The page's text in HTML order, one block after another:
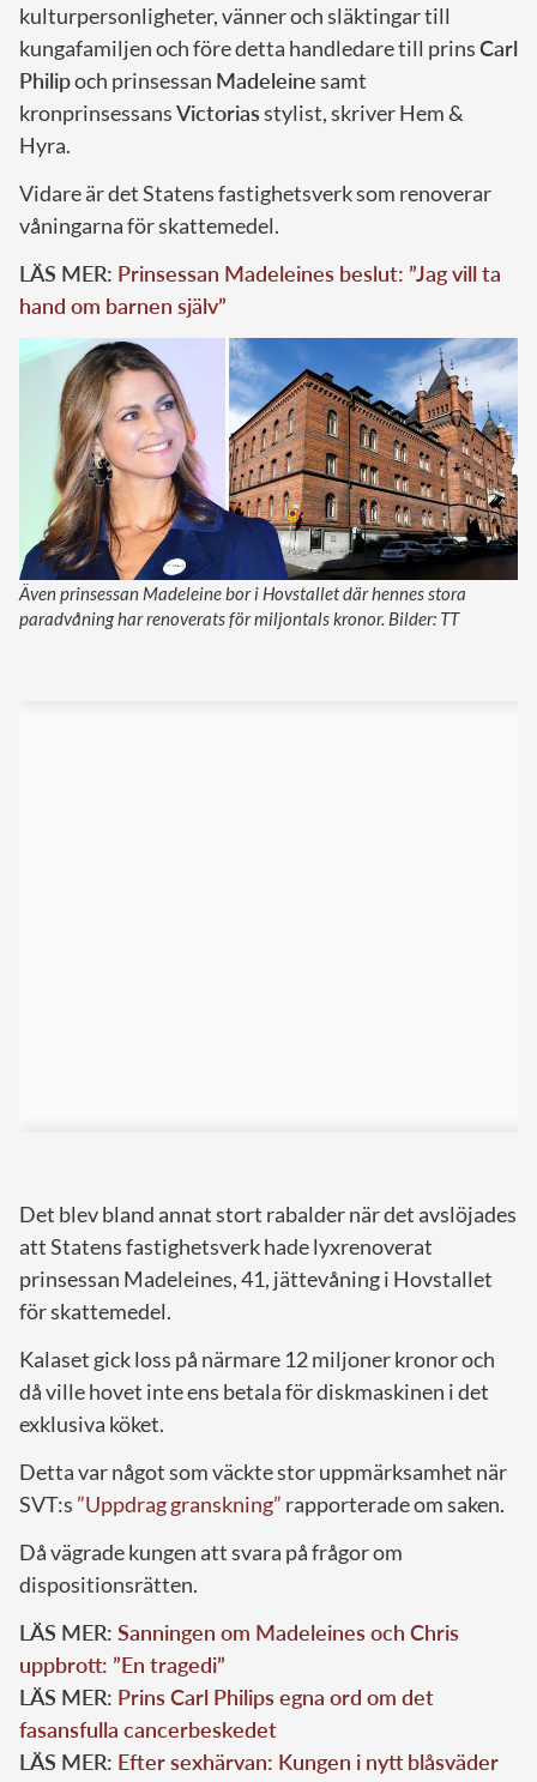
kulturpersonligheter, vänner och släktingar till
kungafamiljen och före detta handledare till prinsCarl
Philipoch prinsessan Madeleinesamt
kronprinsessansVictoriasstylist, skriver Hem &
Hyra.
Vidare är det Statens fastighetsverk som renoverar
våningarna för skattemedel.
LÄS MER: Prinsessan Madeleines beslut: ”Jag vill ta
hand om barnen själv”
Även prinsessan Madeleine bor i Hovstallet där hennes stora
paradvåning har renoverats för miljontals kronor. Bilder: TT
Det blev bland annat stort rabalder när det avslöjades
att Statens fastighetsverk hade lyxrenoverat
prinsessan Madeleines, 41, jättevåning i Hovstallet
för skattemedel.
Kalaset gick loss på närmare 12 miljoner kronor och
då ville hovet inte ens betala för diskmaskinen i det
exklusiva köket.
Detta var något som väckte stor uppmärksamhet när
SVT:s ”Uppdrag granskning” rapporterade om saken.
Då vägrade kungen att svara på frågor om
dispositionsrätten.
LÄS MER: Sanningen om Madeleines och Chris
uppbrott: ”En tragedi”
LÄS MER: Prins Carl Philips egna ord om det
fasansfulla cancerbeskedet
LÄS MER: Efter sexhärvan: Kungen i nytt blåsväder